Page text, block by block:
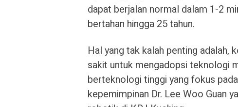
dapat berjalan normal dalam 1-2
bertahan hingga 25 tahun.
Hal yang tak kalah penting
sakit untuk mengadopsi teknologi
berteknologi tinggi yang fokus
kepemimpinan Dr. Lee Woo Guan